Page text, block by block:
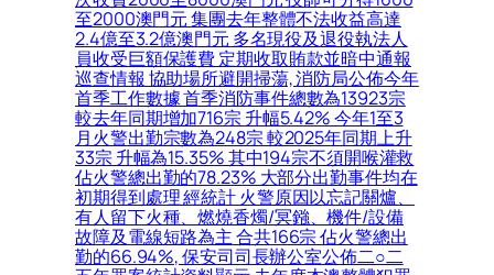
至2000澳門元 集團去年整體不法收益高達
2.4億至3.2億澳門元 多名現役及退役執法人
員收受巨額保護費 定期收取賄款並暗中通報
巡查情報 協助場所避開掃蕩, 消防局公佈今年
首季工作數據 首季消防事件總數為13923宗
較去年同期增加716宗 升幅5.42% 今年1至3
月火警出勤宗數為248宗 較2025年同期上升
33宗 升幅為15.35% 其中194宗不須開喉灌救
佔火警總出勤的78.23% 大部分出勤事件均在
初期得到處理 經統計 火警原因以忘記關爐、
有人留下火種、燃燒香燭/冥鏹、機件/設備
故障及電線短路為主 合共166宗 佔火警總出
勤的66.94%, 保安司司長辦公室公佈二○二